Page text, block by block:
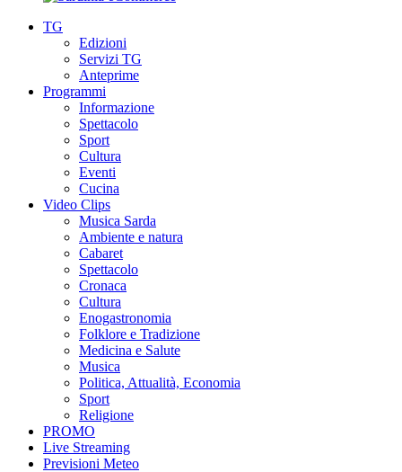
TG
Edizioni
Servizi TG
Anteprime
Programmi
Informazione
Spettacolo
Sport
Cultura
Eventi
Cucina
Video Clips
Musica Sarda
Ambiente e natura
Cabaret
Spettacolo
Cronaca
Cultura
Enogastronomia
Folklore e Tradizione
Medicina e Salute
Musica
Politica, Attualità, Economia
Sport
Religione
PROMO
Live Streaming
Previsioni Meteo